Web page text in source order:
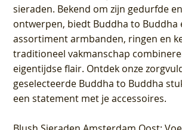
sieraden. Bekend om zijn gedurfde
ontwerpen, biedt Buddha to Buddha
assortiment armbanden, ringen en
traditioneel vakmanschap
eigentijdse flair. Ontdek onze
geselecteerde Buddha to Buddha
een statement met je accessoires.